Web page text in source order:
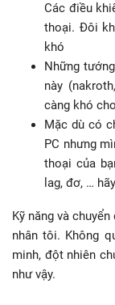
Các điều
thoại. Đôi
khó
Những
này
càng khó
Mặc dù có
PC nhưng
thoại của
lag, đơ, …
Kỹ năng và
nhân tôi. Không
minh, đột nhiên
như vậy.